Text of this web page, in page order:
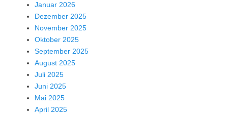
Januar 2026
Dezember 2025
November 2025
Oktober 2025
September 2025
August 2025
Juli 2025
Juni 2025
Mai 2025
April 2025